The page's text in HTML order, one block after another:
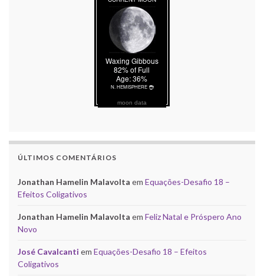
moon data
ÚLTIMOS COMENTÁRIOS
Jonathan Hamelin Malavolta em Equações-Desafio 18 –
Efeitos Coligativos
Jonathan Hamelin Malavolta em Feliz Natal e Próspero Ano
Novo
José Cavalcanti em Equações-Desafio 18 – Efeitos
Coligativos